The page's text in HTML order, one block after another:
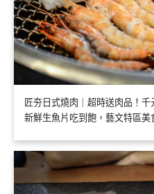
匠夯日式燒肉｜超時送肉品！
新鮮生魚片吃到飽，藝文特區